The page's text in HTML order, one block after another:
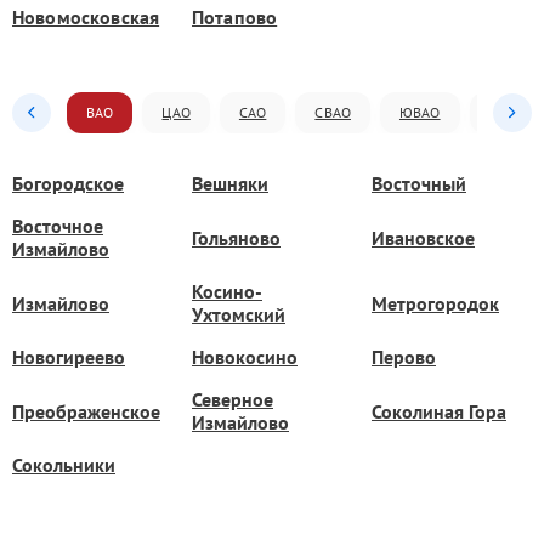
Новомосковская
Потапово
ВАО ЦАО САО СВАО ЮВАО ЮАО
Богородское Вешняки
Восточный
Восточное
Измайлово
Гольяново Ивановское
Измайлово
Косино-
Ухтомский
Метрогородок
Новогиреево Новокосино Перово
Преображенское
Северное
Измайлово
Соколиная Гора
Сокольники